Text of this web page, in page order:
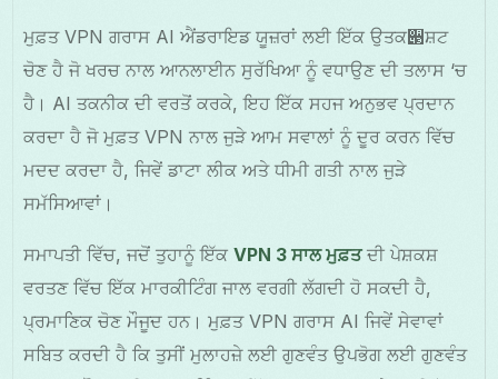
ਮੁਫ਼ਤ VPN ਗਰਾਸ AI ਐਂਡਰਾਇਡ ਯੂਜ਼ਰਾਂ ਲਈ ਇੱਕ ਉਤਕ੃ਸ਼ਟ
ਚੋਣ ਹੈ ਜੋ ਖਰਚ ਨਾਲ ਆਨਲਾਈਨ ਸੁਰੱਖਿਆ ਨੂੰ ਵਧਾਉਣ ਦੀ ਤਲਾਸ ‘ਚ
ਹੈ। AI ਤਕਨੀਕ ਦੀ ਵਰਤੋਂ ਕਰਕੇ, ਇਹ ਇੱਕ ਸਹਜ ਅਨੁਭਵ ਪ੍ਰਦਾਨ
ਕਰਦਾ ਹੈ ਜੋ ਮੁਫ਼ਤ VPN ਨਾਲ ਜੁੜੇ ਆਮ ਸਵਾਲਾਂ ਨੂੰ ਦੂਰ ਕਰਨ ਵਿੱਚ
ਮਦਦ ਕਰਦਾ ਹੈ, ਜਿਵੇਂ ਡਾਟਾ ਲੀਕ ਅਤੇ ਧੀਮੀ ਗਤੀ ਨਾਲ ਜੁੜੇ
ਸਮੱਸਿਆਵਾਂ।
ਸਮਾਪਤੀ ਵਿੱਚ, ਜਦੋਂ ਤੁਹਾਨੂੰ ਇੱਕVPN 3 ਸਾਲ ਮੁਫ਼ਤਦੀ ਪੇਸ਼ਕਸ਼
ਵਰਤਣ ਵਿੱਚ ਇੱਕ ਮਾਰਕੀਟਿੰਗ ਜਾਲ ਵਰਗੀ ਲੱਗਦੀ ਹੋ ਸਕਦੀ ਹੈ,
ਪ੍ਰਮਾਣਿਕ ਚੋਣ ਮੌਜੂਦ ਹਨ। ਮੁਫ਼ਤ VPN ਗਰਾਸ AI ਜਿਵੇਂ ਸੇਵਾਵਾਂ
ਸਬਿਤ ਕਰਦੀ ਹੈ ਕਿ ਤੁਸੀਂ ਮੁਲਾਹਜ਼ੇ ਲਈ ਗੁਣਵੰਤ ਉਪਭੋਗ ਲਈ ਗੁਣਵੰਤ